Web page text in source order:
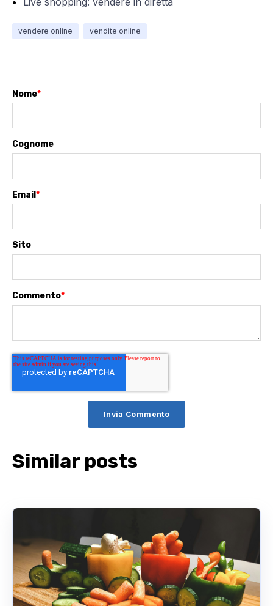
vendere online vendite online
Nome*
Cognome
Email *
Sito
Commento*
Similar posts